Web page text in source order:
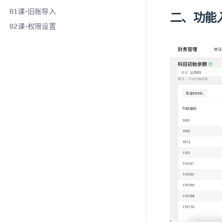
01课-旧账导入
02课-权限设置
二、功能